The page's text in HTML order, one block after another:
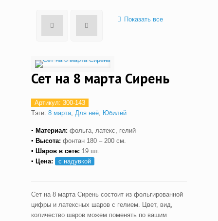
Показать все
Сет на 8 марта Сирень
Артикул: 300-143
Тэги: 8 марта, Для неё, Юбилей
▪ Материал: фольга, латекс, гелий
▪ Высота: фонтан 180 – 200 см.
▪ Шаров в сете: 19 шт.
▪ Цена:
с надувкой
Сет на 8 марта Сирень состоит из фольгированной
цифры и латексных шаров с гелием. Цвет, вид,
количество шаров можем поменять по вашим